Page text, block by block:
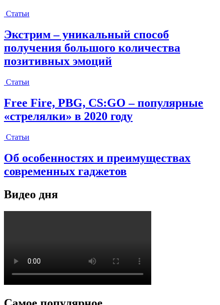
Статьи
Экстрим – уникальный способ
получения большого количества
позитивных эмоций
Статьи
Free Fire, PBG, CS:GO – популярные
«стрелялки» в 2020 году
Статьи
Об особенностях и преимуществах
современных гаджетов
Видео дня